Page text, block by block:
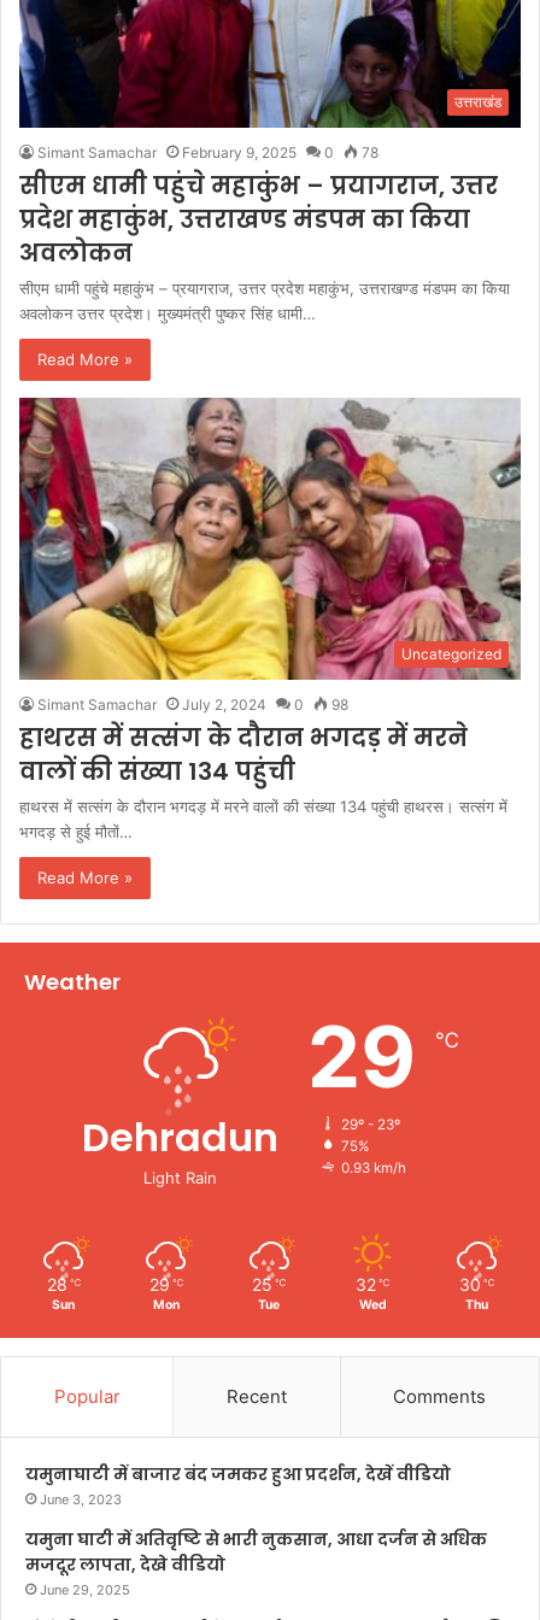
उत्तराखंड
Simant Samachar February 9, 2025 0 78
सीएम धामी पहुंचे महाकुंभ – प्रयागराज, उत्तर
प्रदेश महाकुंभ, उत्तराखण्ड मंडपम का किया
अवलोकन
सीएम धामी पहुंचे महाकुंभ – प्रयागराज, उत्तर प्रदेश महाकुंभ, उत्तराखण्ड मंडपम का किया
अवलोकन उत्तर प्रदेश। मुख्यमंत्री पुष्कर सिंह धामी…
Read More »
Uncategorized
Simant Samachar July 2, 2024 0 98
हाथरस में सत्संग के दौरान भगदड़ में मरने
वालों की संख्या 134 पहुंची
हाथरस में सत्संग के दौरान भगदड़ में मरने वालों की संख्या 134 पहुंची हाथरस। सत्संग में
भगदड़ से हुई मौतों…
Read More »
Weather
Dehradun
Light Rain
29 ℃
29º - 23º
75%
0.93 km/h
28 ℃
Sun
29 ℃
Mon
25 ℃
Tue
32 ℃
Wed
30 ℃
Thu
Popular Recent Comments
यमुनाघाटी में बाजार बंद जमकर हुआ प्रदर्शन, देखें वीडियो
June 3, 2023
यमुना घाटी में अतिवृष्टि से भारी नुकसान, आधा दर्जन से अधिक
मजदूर लापता, देखे वीडियो
June 29, 2025